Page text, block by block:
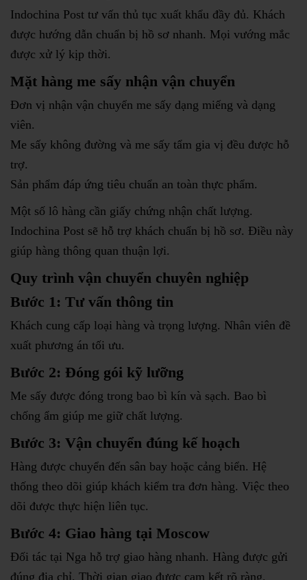
Indochina Post tư vấn thủ tục xuất khẩu đầy đủ. Khách
được hướng dẫn chuẩn bị hồ sơ nhanh. Mọi vướng mắc
được xử lý kịp thời.
Mặt hàng me sấy nhận vận chuyển
Đơn vị nhận vận chuyển me sấy dạng miếng và dạng
viên.
Me sấy không đường và me sấy tẩm gia vị đều được hỗ
trợ.
Sản phẩm đáp ứng tiêu chuẩn an toàn thực phẩm.
Một số lô hàng cần giấy chứng nhận chất lượng.
Indochina Post sẽ hỗ trợ khách chuẩn bị hồ sơ. Điều này
giúp hàng thông quan thuận lợi.
Quy trình vận chuyển chuyên nghiệp
Bước 1: Tư vấn thông tin
Khách cung cấp loại hàng và trọng lượng. Nhân viên đề
xuất phương án tối ưu.
Bước 2: Đóng gói kỹ lưỡng
Me sấy được đóng trong bao bì kín và sạch. Bao bì
chống ẩm giúp me giữ chất lượng.
Bước 3: Vận chuyển đúng kế hoạch
Hàng được chuyển đến sân bay hoặc cảng biển. Hệ
thống theo dõi giúp khách kiểm tra đơn hàng. Việc theo
dõi được thực hiện liên tục.
Bước 4: Giao hàng tại Moscow
Đối tác tại Nga hỗ trợ giao hàng nhanh. Hàng được gửi
đúng địa chỉ. Thời gian giao được cam kết rõ ràng.